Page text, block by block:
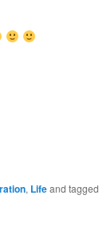
, Lifeand tagged